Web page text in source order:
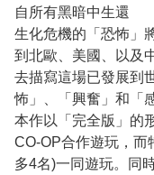
自所有黑暗中生還
生化危機的「恐怖」
到北歐、美國、以及
去描寫這場已發展到
怖」、「興奮」和「
本作以「完全版」的
CO-OP合作遊玩，而
多4名)一同遊玩。同